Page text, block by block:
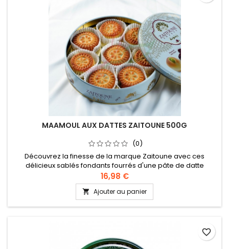
MAAMOUL AUX DATTES ZAITOUNE 500G
(0)
Découvrez la finesse de la marque Zaitoune avec ces
délicieux sablés fondants fourrés d'une pâte de datte
onctueuse. Ingrédients : farine de blé, sucre, beurre, levure,
dattes, pistaches Recette authentique levantine
16,98 €
 Ajouter au panier
favorite_border